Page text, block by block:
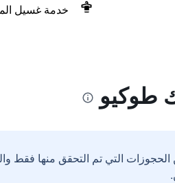
خدمة غسيل
طوكيو
التي تم التحقق منها فقط